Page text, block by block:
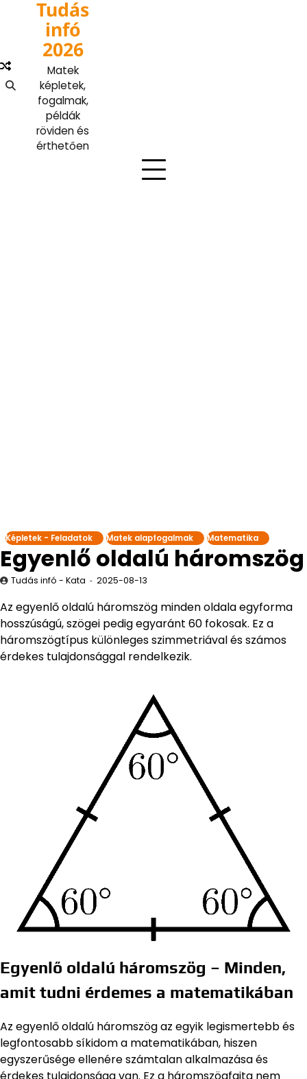
Tudás
infó
2026
Matek
képletek,
fogalmak,
példák
röviden és
érthetően
Képletek - Feladatok Matek alapfogalmak Matematika
Egyenlő oldalú háromszög
Tudás infó - Kata 2025-08-13
Az egyenlő oldalú háromszög minden oldala egyforma
hosszúságú, szögei pedig egyaránt 60 fokosak. Ez a
háromszögtípus különleges szimmetriával és számos
érdekes tulajdonsággal rendelkezik.
Egyenlő oldalú háromszög – Minden,
amit tudni érdemes a matematikában
Az egyenlő oldalú háromszög az egyik legismertebb és
legfontosabb síkidom a matematikában, hiszen
egyszerűsége ellenére számtalan alkalmazása és